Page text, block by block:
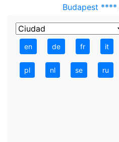
Budapest ****
en de fr it
pl nl se ru